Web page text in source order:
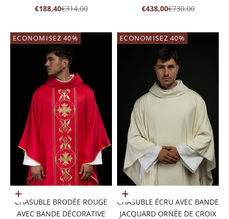
PRIX DE VENTE
€188,40PRIX NORMAL
€314,00
PRIX DE VENTE
€438,00PRIX NORMAL
€730,00
ECONOMISEZ 40%
Ajouter au panier
CHASUBLE BRODÉE ROUGE
AVEC BANDE DÉCORATIVE
ECONOMISEZ 40%
Ajouter au panier
CHASUBLE ÉCRU AVEC BANDE
JACQUARD ORNÉE DE CROIX